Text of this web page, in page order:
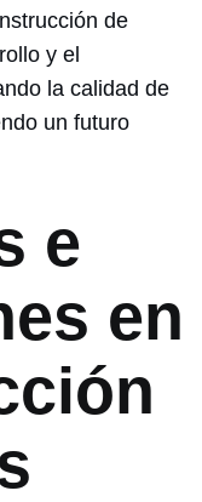
de
y el
la calidad de
un futuro
e
en